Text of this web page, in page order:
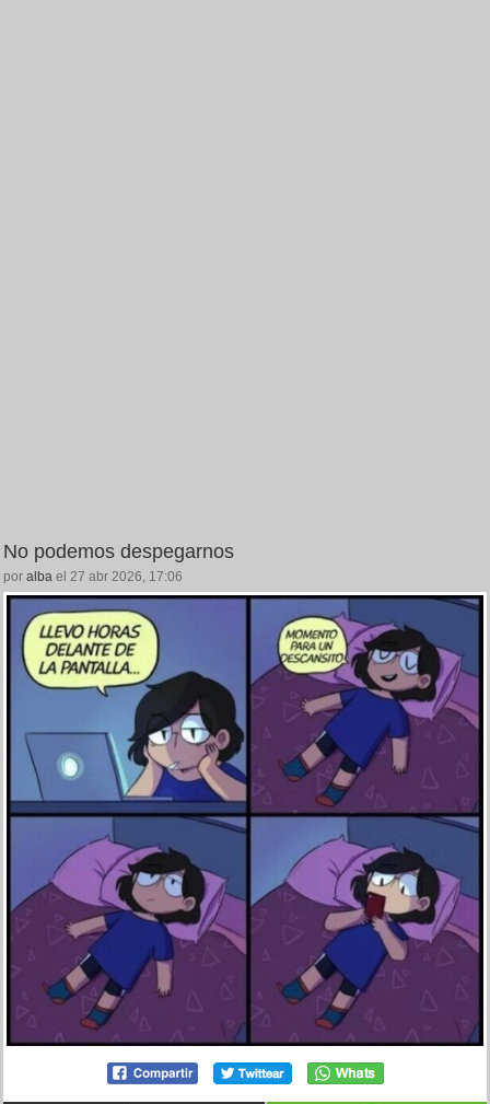
No podemos despegarnos
por alba el 27 abr 2026, 17:06